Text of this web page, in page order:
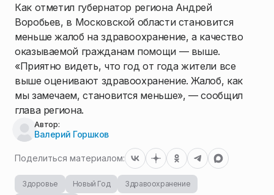
Как отметил губернатор региона Андрей
Воробьев, в Московской области становится
меньше жалоб на здравоохранение, а качество
оказываемой гражданам помощи — выше.
«Приятно видеть, что год от года жители все
выше оценивают здравоохранение. Жалоб, как
мы замечаем, становится меньше», — сообщил
глава региона.
Автор:
Валерий Горшков
Поделиться материалом:
Здоровье Новый Год
Здравоохранение